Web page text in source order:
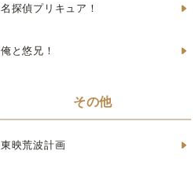
名探偵プリキュア！
俺と悠兄！
その他
東映荒波計画